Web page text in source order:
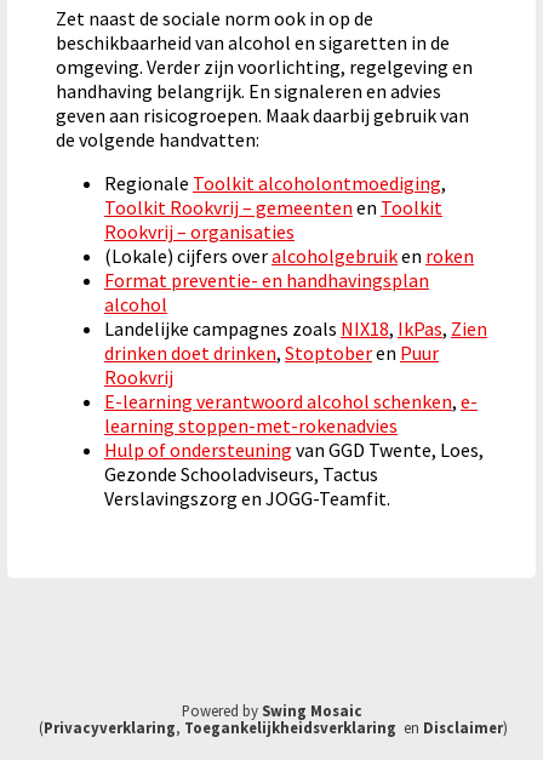
Zet naast de sociale norm ook in op de
beschikbaarheid van alcohol en sigaretten in de
omgeving. Verder zijn voorlichting, regelgeving en
handhaving belangrijk. En signaleren en advies
geven aan risicogroepen. Maak daarbij gebruik van
de volgende handvatten:
Regionale Toolkit alcoholontmoediging,
Toolkit Rookvrij – gemeenten en Toolkit
Rookvrij – organisaties
(Lokale) cijfers overalcoholgebruiken roken
Format preventie- en handhavingsplan
alcohol
Landelijke campagnes zoals NIX18, IkPas, Zien
drinken doet drinken, Stoptoberen Puur
Rookvrij
E-learning verantwoord alcohol schenken, e-
learning stoppen-met-rokenadvies
Hulp of ondersteuning van GGD Twente, Loes,
Gezonde Schooladviseurs, Tactus
Verslavingszorg en JOGG-Teamfit.
Powered by Swing Mosaic
(Privacyverklaring, Toegankelijkheidsverklaring en Disclaimer)